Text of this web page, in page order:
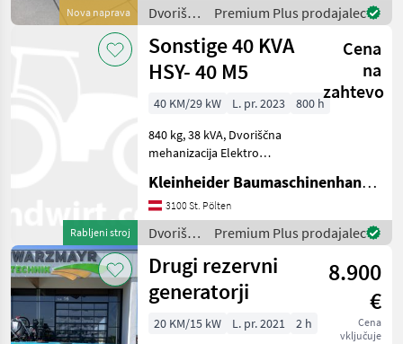
Nova naprava
HONDA GX390 / 11 HP St
Dvoriščna
mehanizacija
/
Endress
Premium Plus prodajalec
Rabljeni stroj
Sonstige 40 KVA
HSY- 40 M5
Cena
na
zahtevo
40 KM/29 kW L. pr. 2023
800 h
840 kg, 38 kVA, Dvoriščna
mehanizacija Elektro
Kleinheider Baumaschinenhandel GmbH.
3100 St. Pölten
Dvoriščna
mehanizacija
/
Sonstige
Premium Plus prodajalec
Drugi rezervni
generatorji
8.900
€
Cena
vključuje
20 KM/15 kW L. pr. 2021
2 h